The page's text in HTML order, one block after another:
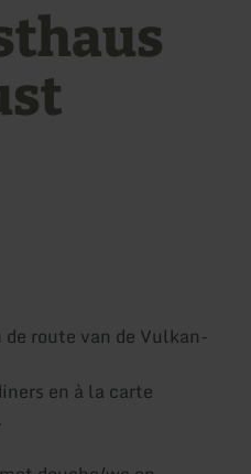
route van de Vulkan-
en à la carte